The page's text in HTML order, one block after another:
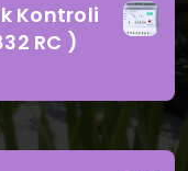
Kontroli
RC )